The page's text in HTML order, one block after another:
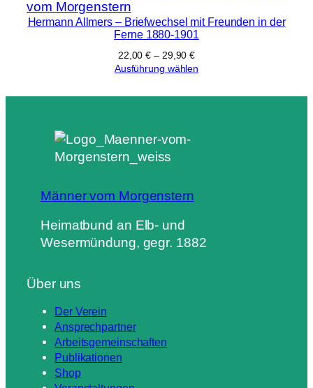
Hermann Allmers – Briefwechsel mit Freunden in der
Ferne 1880-1901
22,00€ – 29,90€
Ausführung wählen
Männer vom Morgenstern
Heimatbund an Elb- und
Wesermündung, gegr. 1882
Über uns
Der Verein
Ansprechpartner
Arbeitsgemeinschaften
Publikationen
Shop